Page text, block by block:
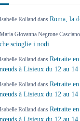
Isabelle Rolland dansRoma, la
Maria Giovanna Negrone Casciano
che scioglie i nodi
Isabelle Rolland dansRetraite
nœuds à Lisieux du 12 au 14
Isabelle Rolland dansRetraite
nœuds à Lisieux du 12 au 14
Isabelle Rolland dansRetraite
nœuds à Lisieux du 12 au 14